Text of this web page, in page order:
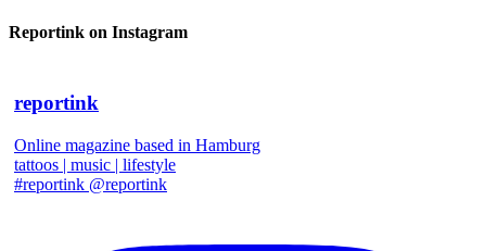
Reportink on Instagram
reportink
Online magazine based in Hamburg
tattoos | music | lifestyle
#reportink @reportink